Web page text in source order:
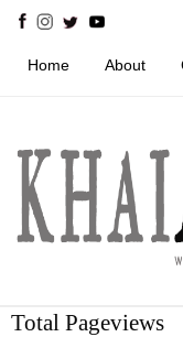
Home About
Total Pageviews